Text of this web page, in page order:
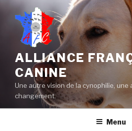
Aller
contenu
principal
ALLIANCE
CANINE
Une autre vision de la cynophilie, une
changement.
Menu